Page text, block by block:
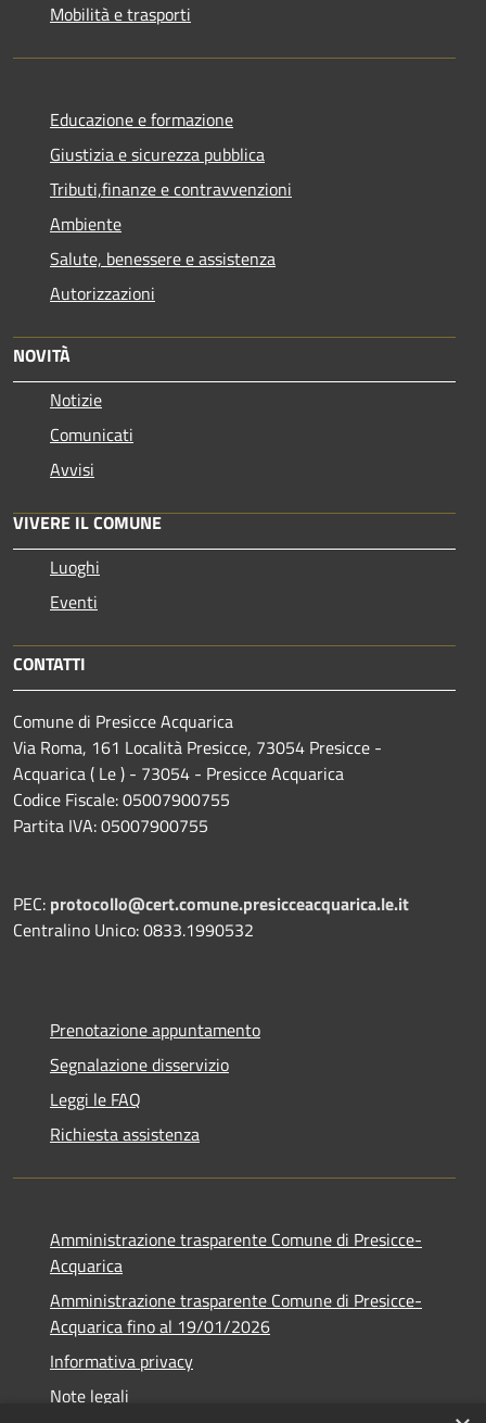
Mobilità e trasporti
Educazione e formazione
Giustizia e sicurezza pubblica
Tributi,finanze e contravvenzioni
Ambiente
Salute, benessere e assistenza
Autorizzazioni
NOVITÀ
Notizie
Comunicati
Avvisi
VIVERE IL COMUNE
Luoghi
Eventi
CONTATTI
Comune di Presicce Acquarica
Via Roma, 161 Località Presicce, 73054 Presicce -
Acquarica ( Le ) - 73054 - Presicce Acquarica
Codice Fiscale: 05007900755
Partita IVA: 05007900755
PEC: protocollo@cert.comune.presicceacquarica.le.it
Centralino Unico: 0833.1990532
Prenotazione appuntamento
Segnalazione disservizio
Leggi le FAQ
Richiesta assistenza
Amministrazione trasparente Comune di Presicce-
Acquarica
Amministrazione trasparente Comune di Presicce-
Acquarica fino al 19/01/2026
Informativa privacy
Note legali